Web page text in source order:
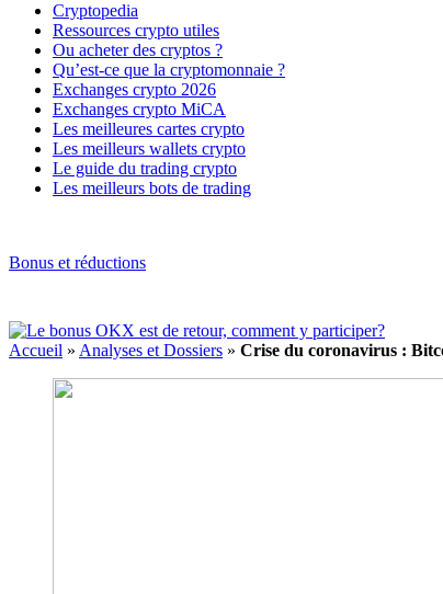
Cryptopedia
Ressources crypto utiles
Ou acheter des cryptos ?
Qu’est-ce que la cryptomonnaie ?
Exchanges crypto 2026
Exchanges crypto MiCA
Les meilleures cartes crypto
Les meilleurs wallets crypto
Le guide du trading crypto
Les meilleurs bots de trading
Bonus et réductions
Accueil » Analyses et Dossiers » Crise du coronavirus :